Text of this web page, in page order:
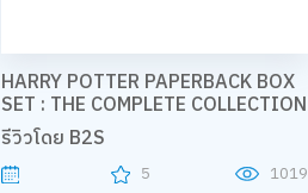
HARRY POTTER PAPERBACK BOX
SET : THE COMPLETE COLLECTION
รีวิวโดย B2S
5 1019